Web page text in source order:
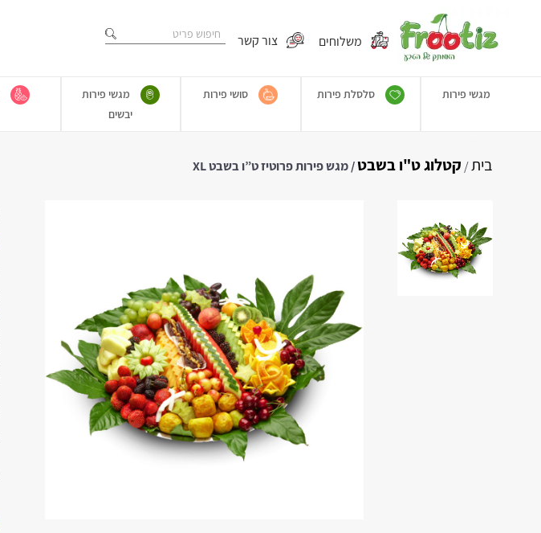
משלוחים צור קשר
מגשי פירות סלסלת פירות סושי פירות
מגשי פירות
יבשים
בית/ קטלוג ט"ו בשבט/ מגש פירות פרוטיז ט”ו בשבט XL